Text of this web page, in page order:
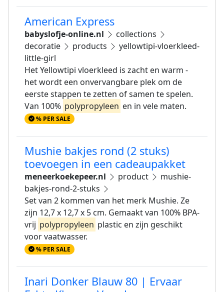
American Express
babyslofje-online.nl
collections
decoratie
products
yellowtipi-vloerkleed-
little-girl
Het Yellowtipi vloerkleed is zacht en warm -
het wordt een onvervangbare plek om de
eerste stappen te zetten of samen te spelen.
Van 100% polypropyleen en in vele maten.
% PER SALE
Mushie bakjes rond (2 stuks)
toevoegen in een cadeaupakket
meneerkoekepeer.nl product
mushie-
bakjes-rond-2-stuks
Set van 2 kommen van het merk Mushie. Ze
zijn 12,7 x 12,7 x 5 cm. Gemaakt van 100% BPA-
vrij polypropyleen plastic en zijn geschikt
voor vaatwasser.
% PER SALE
Inari Donker Blauw 80 | Ervaar